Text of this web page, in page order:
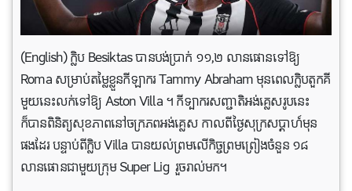
(English) ក្លិប Besiktas បានបង់ប្រាក់ ១១,២ លានផោនទៅឱ្យ
Roma សម្រាប់តម្លៃខ្លួនកីឡាករ Tammy Abraham មុនពេលក្លិបតួកគី
មួយនេះលក់ទៅឱ្យ Aston Villa ។ កីទ្បាករសញ្ជាតិអង់គ្លេសរូបនេះ
ក៏បានពិនិត្យសុខភាពនៅចក្រភពអង់គ្លេស កាលពីថ្ងៃសុក្រសប្តាហ៍មុន
ផងដែរ បន្ទាប់ពីក្លិប Villa បានយល់ព្រមលើកិច្ចព្រមព្រៀងចំនួន ១៨
លានផោនជាមួយក្រុម Super Lig រួចរាល់មក។